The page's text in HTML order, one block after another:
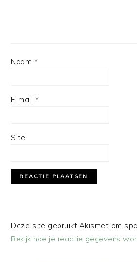
Naam *
E-mail *
Site
Deze site gebruikt Akismet om
Bekijk hoe je reactie gegevens